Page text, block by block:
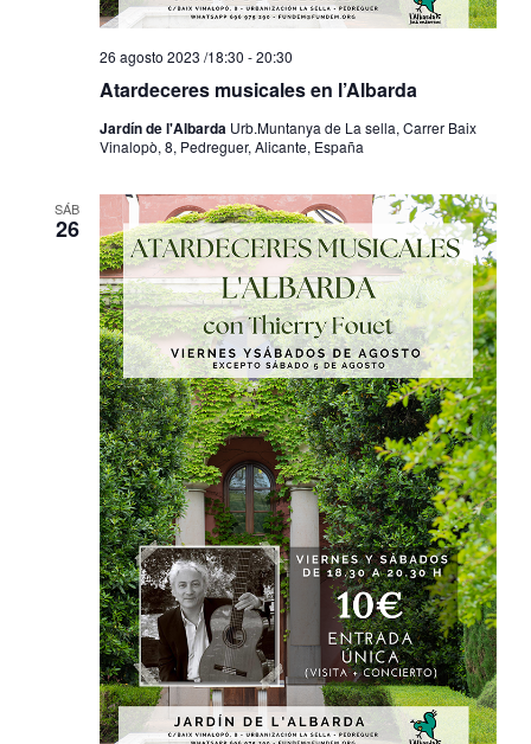
Atardeceres musicales en l’Albarda
26 agosto 2023 /18:30 -20:30
Jardín de l'Albarda Urb.Muntanya de La sella, Carrer Baix
Vinalopò, 8, Pedreguer, Alicante, España
SÁB
26